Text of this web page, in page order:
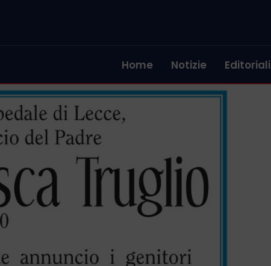
Home Notizie Editoriali